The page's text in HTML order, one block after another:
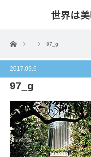
世界は
ホーム 97_g
2017.09.6
97_g